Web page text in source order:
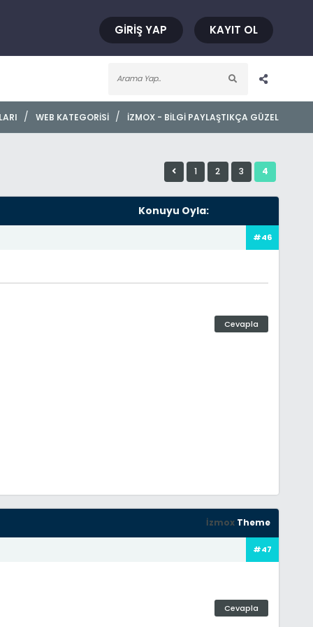
GIRIŞ YAP KAYIT OL
İZMOX - BILGI PAYLAŞTIKÇA GÜZEL
/
WEB KATEGORISI
/
1 2 3 4
Konuyu Oyla:
#46
Cevapla
İzmox Theme
#47
Cevapla